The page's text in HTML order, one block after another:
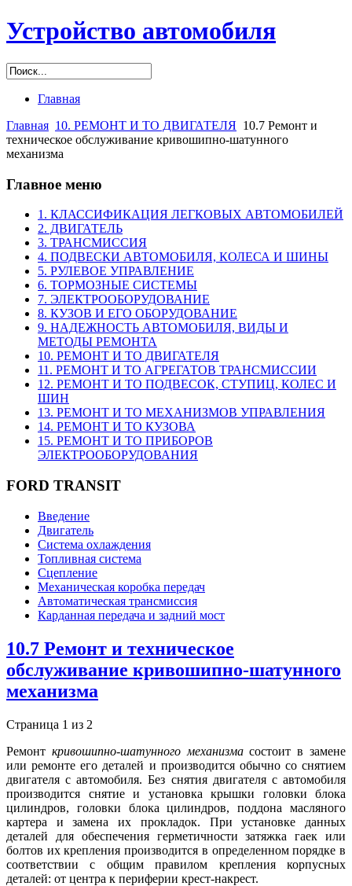
Устройство автомобиля
Главная
Главная 10. РЕМОНТ И ТО ДВИГАТЕЛЯ 10.7 Ремонт и
техническое обслуживание кривошипно-шатунного
механизма
Главное меню
1. КЛАССИФИКАЦИЯ ЛЕГКОВЫХ АВТОМОБИЛЕЙ
2. ДВИГАТЕЛЬ
3. ТРАНСМИССИЯ
4. ПОДВЕСКИ АВТОМОБИЛЯ, КОЛЕСА И ШИНЫ
5. РУЛЕВОЕ УПРАВЛЕНИЕ
6. ТОРМОЗНЫЕ СИСТЕМЫ
7. ЭЛЕКТРООБОРУДОВАНИЕ
8. КУЗОВ И ЕГО ОБОРУДОВАНИЕ
9. НАДЕЖНОСТЬ АВТОМОБИЛЯ, ВИДЫ И
МЕТОДЫ РЕМОНТА
10. РЕМОНТ И ТО ДВИГАТЕЛЯ
11. РЕМОНТ И ТО АГРЕГАТОВ ТРАНСМИССИИ
12. РЕМОНТ И ТО ПОДВЕСОК, СТУПИЦ, КОЛЕС И
ШИН
13. РЕМОНТ И ТО МЕХАНИЗМОВ УПРАВЛЕНИЯ
14. РЕМОНТ И ТО КУЗОВА
15. РЕМОНТ И ТО ПРИБОРОВ
ЭЛЕКТРООБОРУДОВАНИЯ
FORD TRANSIT
Введение
Двигатель
Система охлаждения
Топливная система
Сцепление
Механическая коробка передач
Автоматическая трансмиссия
Карданная передача и задний мост
10.7 Ремонт и техническое
обслуживание кривошипно-шатунного
механизма
Страница 1 из 2
Ремонт кривошипно-шатунного механизмасостоит в замене
или ремонте его деталей и производится обычно со снятием
двигателя с автомобиля. Без снятия двигателя с автомобиля
производится снятие и установка крышки головки блока
цилиндров, головки блока цилиндров, поддона масляного
картера и замена их прокладок. При установке данных
деталей для обеспечения герметичности затяжка гаек или
болтов их крепления производится в определенном порядке в
соответствии с общим правилом крепления корпусных
деталей: от центра к периферии крест-накрест.